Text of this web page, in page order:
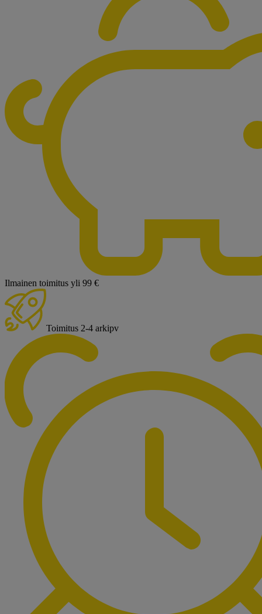
Ilmainen toimitus yli 99 €
Toimitus 2-4 arkipv